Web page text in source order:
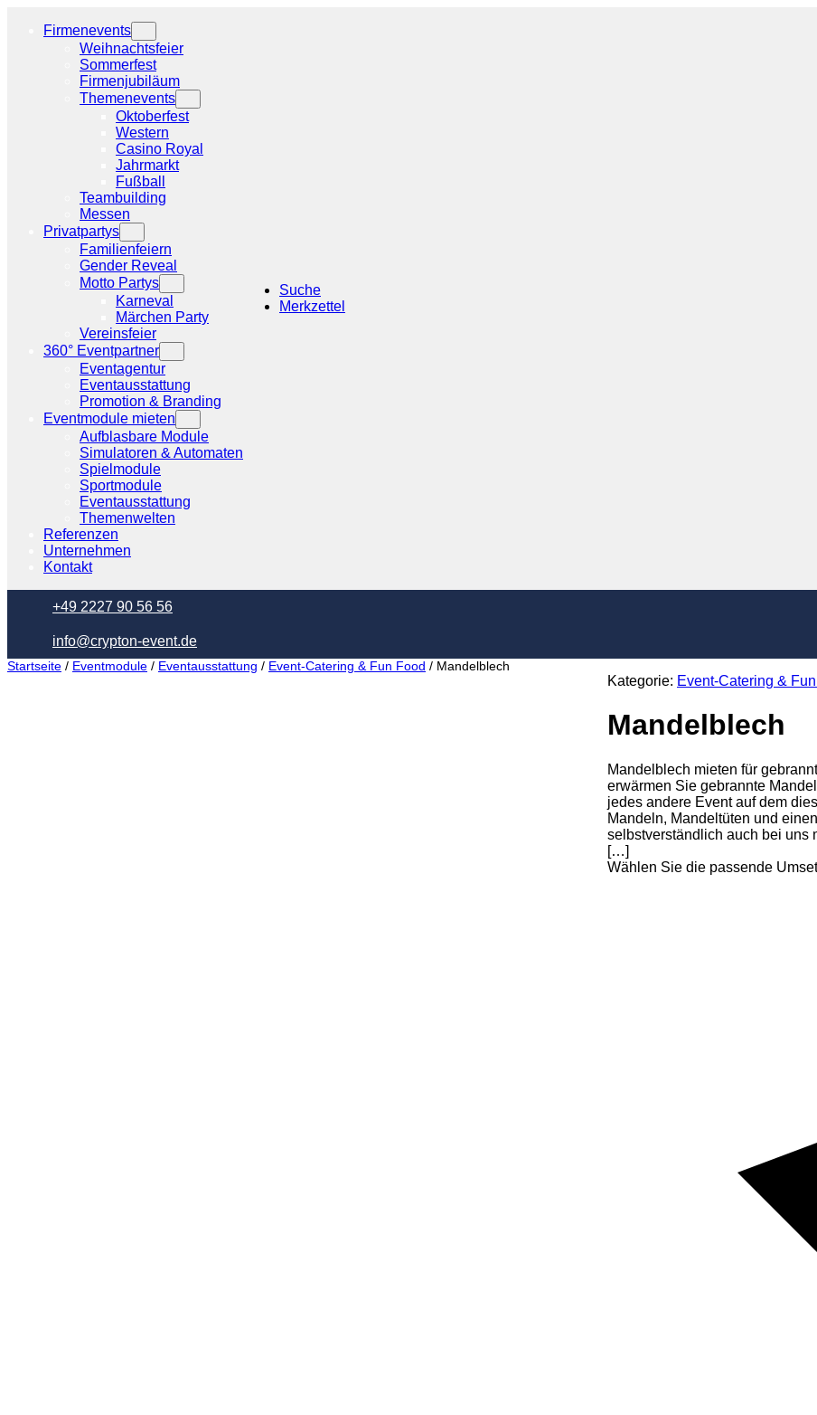
Firmenevents
Weihnachtsfeier
Sommerfest
Firmenjubiläum
Themenevents
Oktoberfest
Western
Casino Royal
Jahrmarkt
Fußball
Teambuilding
Messen
Privatpartys
Familienfeiern
Gender Reveal
Motto Partys
Karneval
Märchen Party
Vereinsfeier
360° Eventpartner
Eventagentur
Eventausstattung
Promotion & Branding
Eventmodule mieten
Aufblasbare Module
Simulatoren & Automaten
Spielmodule
Sportmodule
Eventausstattung
Themenwelten
Referenzen
Unternehmen
Kontakt
Suche
Merkzettel
+49 2227 90 56 56
info@crypton-event.de
Startseite / Eventmodule / Eventausstattung / Event-Catering & Fun Food / Mandelblech
Kategorie: Event-Catering &
Mandelblech
Mandelblech mieten für
erwärmen Sie gebrannte
jedes andere Event auf dem
Mandeln, Mandeltüten und
selbstverständlich auch bei uns
[…]
Wählen Sie die passende